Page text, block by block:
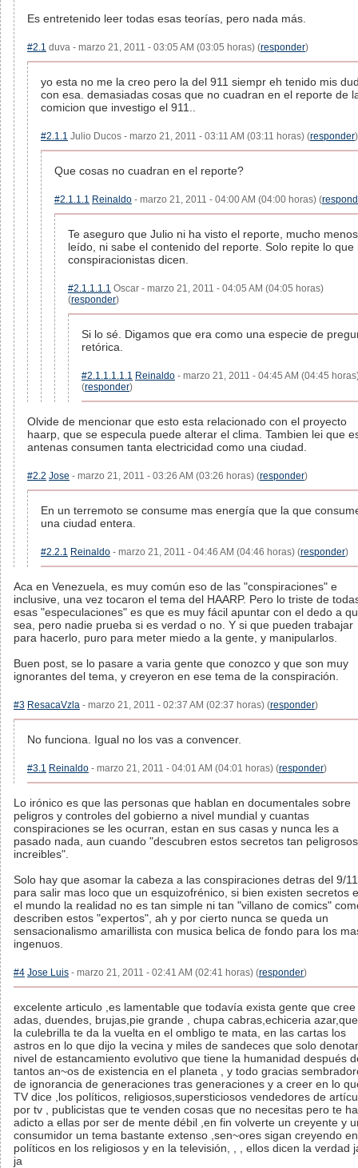
Es entretenido leer todas esas teorías, pero nada más.
#2.1 duva - marzo 21, 2011 - 03:05 AM (03:05 horas) (responder)
yo esta no me la creo pero la del 911 siempr eh tenido mis
con esa. demasiadas cosas que no cuadran en el reporte de
comicion que investigo el 911..
#2.1.1 Julio Ducos - marzo 21, 2011 - 03:11 AM (03:11 horas) (responder)
Que cosas no cuadran en el reporte?
#2.1.1.1 Reinaldo - marzo 21, 2011 - 04:00 AM (04:00 horas) (
Te aseguro que Julio ni ha visto el reporte, mucho menos
leído, ni sabe el contenido del reporte. Solo repite lo que
conspiracionistas dicen.
#2.1.1.1.1 Oscar - marzo 21, 2011 - 04:05 AM (04:05 horas)
(responder)
Si lo sé. Digamos que era como una especie de
retórica.
#2.1.1.1.1.1 Reinaldo - marzo 21, 2011 - 04:45 AM (04:45
(responder)
Olvide de mencionar que esto esta relacionado con el proyecto
haarp, que se especula puede alterar el clima. Tambien lei que
antenas consumen tanta electricidad como una ciudad.
#2.2 Jose - marzo 21, 2011 - 03:26 AM (03:26 horas) (responder)
En un terremoto se consume mas energía que la que
una ciudad entera.
#2.2.1 Reinaldo - marzo 21, 2011 - 04:46 AM (04:46 horas) (responder)
Aca en Venezuela, es muy común eso de las "conspiraciones" e
inclusive, una vez tocaron el tema del HAARP. Pero lo triste de
esas "especulaciones" es que es muy fácil apuntar con el dedo a
sea, pero nadie prueba si es verdad o no. Y si que pueden trabajar
para hacerlo, puro para meter miedo a la gente, y manipularlos.
Buen post, se lo pasare a varia gente que conozco y que son muy
ignorantes del tema, y creyeron en ese tema de la conspiración.
#3 ResacaVzla - marzo 21, 2011 - 02:37 AM (02:37 horas) (responder)
No funciona. Igual no los vas a convencer.
#3.1 Reinaldo - marzo 21, 2011 - 04:01 AM (04:01 horas) (responder)
Lo irónico es que las personas que hablan en documentales sobre
peligros y controles del gobierno a nivel mundial y cuantas
conspiraciones se les ocurran, estan en sus casas y nunca les a
pasado nada, aun cuando "descubren estos secretos tan
increibles".
Solo hay que asomar la cabeza a las conspiraciones detras del 9/11
para salir mas loco que un esquizofrénico, si bien existen secretos
el mundo la realidad no es tan simple ni tan "villano de comics"
describen estos "expertos", ah y por cierto nunca se queda un
sensacionalismo amarillista con musica belica de fondo para los
ingenuos.
#4 Jose Luis - marzo 21, 2011 - 02:41 AM (02:41 horas) (responder)
excelente articulo ,es lamentable que todavía exista gente que cree
adas, duendes, brujas,pie grande , chupa cabras,echiceria
la culebrilla te da la vuelta en el ombligo te mata, en las cartas los
astros en lo que dijo la vecina y miles de sandeces que solo
nivel de estancamiento evolutivo que tiene la humanidad después
tantos an~os de existencia en el planeta , y todo gracias
de ignorancia de generaciones tras generaciones y a creer en lo
TV dice ,los políticos, religiosos,supersticiosos vendedores de
por tv , publicistas que te venden cosas que no necesitas pero te
adicto a ellas por ser de mente débil ,en fin volverte un creyente y
consumidor un tema bastante extenso ,sen~ores sigan creyendo
políticos en los religiosos y en la televisión, , , ellos dicen la verdad
ja